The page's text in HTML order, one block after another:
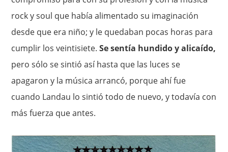
rock y soul que había alimentado su imaginación
desde que era niño; y le quedaban pocas horas para
cumplir los veintisiete. Se sentía hundido y alicaído,
pero sólo se sintió así hasta que las luces se
apagaron y la música arrancó, porque ahí fue
cuando Landau lo sintió todo de nuevo, y todavía con
más fuerza que antes.